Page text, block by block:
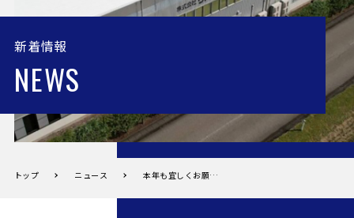
新着情報
NEWS
トップ ニュース 本年も宜しくお願い致します。